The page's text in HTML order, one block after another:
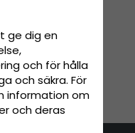
ge dig en
och för hålla
och säkra. För
information om
och deras